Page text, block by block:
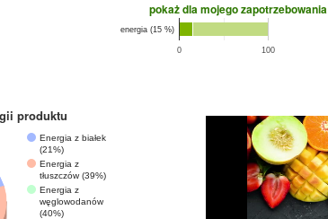
pokaż dla mojego zapotrzebowania
0 100
energia (15 %)
produktu
Energia z białek
(21%)
Energia z
tłuszczów (39%)
Energia z
węglowodanów
(40%)